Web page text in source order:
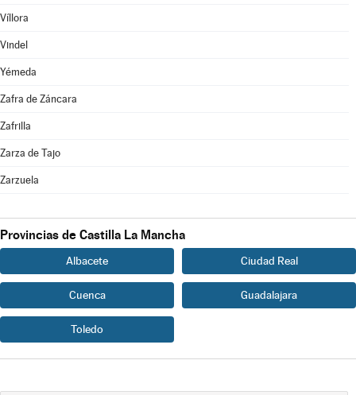
Víllora
Vindel
Yémeda
Zafra de Záncara
Zafrilla
Zarza de Tajo
Zarzuela
Provincias de Castilla La Mancha
Albacete Ciudad Real
Cuenca Guadalajara
Toledo